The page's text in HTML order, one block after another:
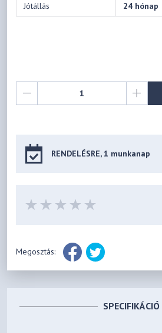
Jótállás
24 hónap
RENDELÉSRE, 1 munkanap
Megosztás:
SPECIFIKÁCIÓ